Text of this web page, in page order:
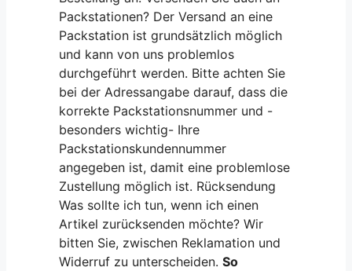
Packstationen? Der Versand an eine
Packstation ist grundsätzlich möglich
und kann von uns problemlos
durchgeführt werden. Bitte achten Sie
bei der Adressangabe darauf, dass die
korrekte Packstationsnummer und -
besonders wichtig- Ihre
Packstationskundennummer
angegeben ist, damit eine problemlose
Zustellung möglich ist. Rücksendung
Was sollte ich tun, wenn ich einen
Artikel zurücksenden möchte? Wir
bitten Sie, zwischen Reklamation und
Widerruf zu unterscheiden.So